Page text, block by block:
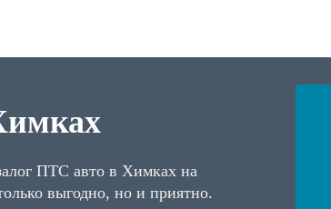
ПТС авто в Химках на
выгодно, но и приятно.